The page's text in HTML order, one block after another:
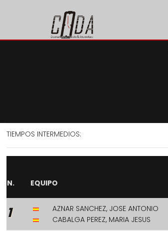
TIEMPOS INTERMEDIOS:
N. EQUIPO
1
AZNAR SANCHEZ, JOSE ANTONIO
CABALGA PEREZ, MARIA JESUS